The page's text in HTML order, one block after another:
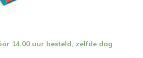
14.00 uur besteld, zelfde dag